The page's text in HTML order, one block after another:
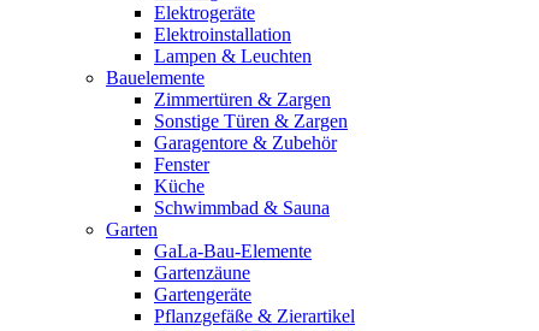
Elektrogeräte
Elektroinstallation
Lampen & Leuchten
Bauelemente
Zimmertüren & Zargen
Sonstige Türen & Zargen
Garagentore & Zubehör
Fenster
Küche
Schwimmbad & Sauna
Garten
GaLa-Bau-Elemente
Gartenzäune
Gartengeräte
Pflanzgefäße & Zierartikel